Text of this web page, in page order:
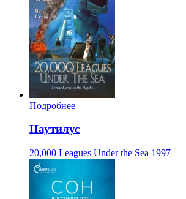
Подробнее
Наутилус
20,000 Leagues Under the Sea 1997